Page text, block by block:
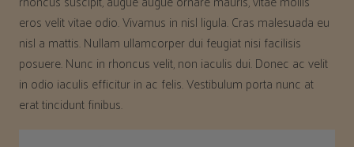
eros velit vitae odio. Vivamus in nisl ligula. Cras malesuada eu
nisl a mattis. Nullam ullamcorper dui feugiat nisi facilisis
posuere. Nunc in rhoncus velit, non iaculis dui. Donec ac velit
in odio iaculis efficitur in ac felis. Vestibulum porta nunc at
erat tincidunt finibus.